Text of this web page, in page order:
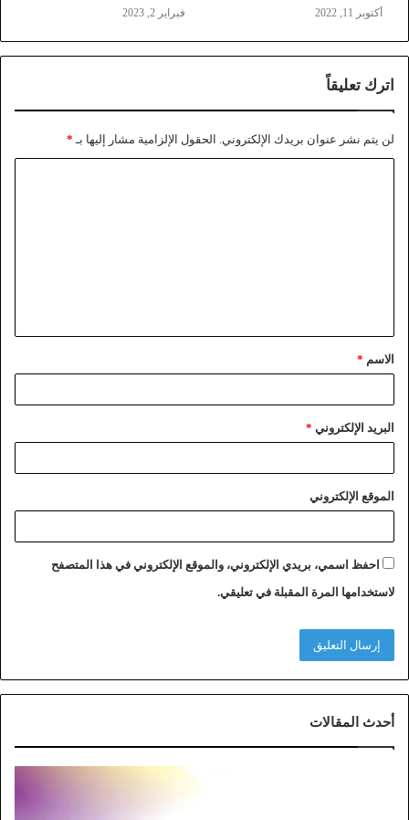
أكتوبر 11, 2022 فبراير 2, 2023
اترك تعليقاً
لن يتم نشر عنوان بريدك الإلكتروني. الحقول الإلزامية مشار إليها بـ *
الاسم *
البريد الإلكتروني *
الموقع الإلكتروني
احفظ اسمي، بريدي الإلكتروني، والموقع الإلكتروني في هذا المتصفح
لاستخدامها المرة المقبلة في تعليقي.
أحدث المقالات